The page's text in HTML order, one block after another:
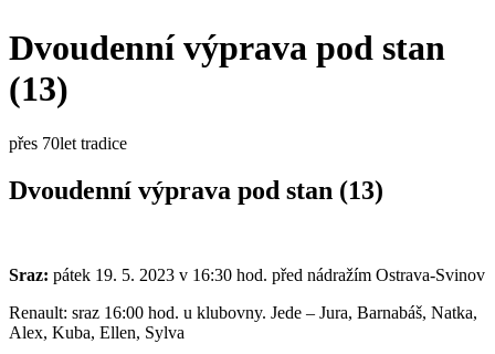
Dvoudenní výprava pod stan
(13)
přes 70let tradice
Dvoudenní výprava pod stan (13)
Sraz: pátek 19. 5. 2023 v 16:30 hod. před nádražím Ostrava-Svinov
Renault: sraz 16:00 hod. u klubovny. Jede – Jura, Barnabáš, Natka,
Alex, Kuba, Ellen, Sylva